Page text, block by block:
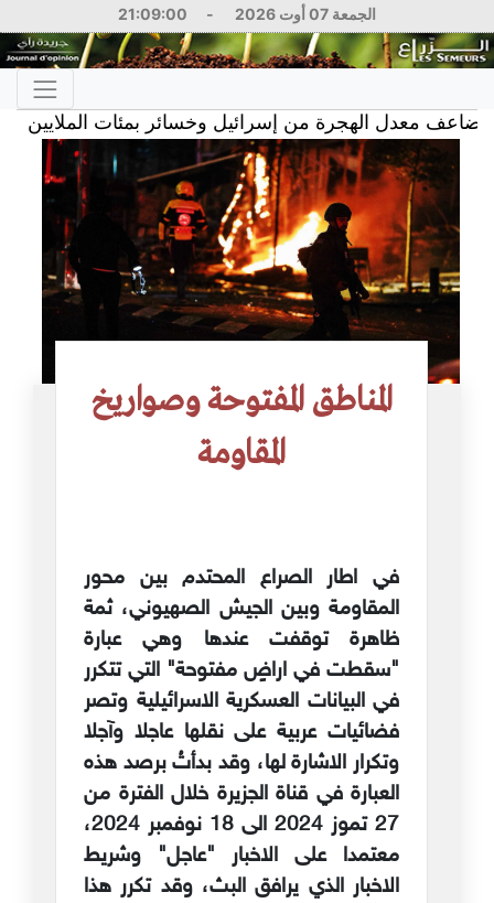
الجمعة 07 أوت 2026 -
21:09:01
الهجرة من إسرائيل وخسائر بمئات الملايين
المناطق المفتوحة وصواريخ
المقاومة
في اطار الصراع المحتدم بين محور
المقاومة وبين الجيش الصهيوني، ثمة
ظاهرة توقفت عندها وهي عبارة
"سقطت في اراضٍ مفتوحة" التي تتكرر
في البيانات العسكرية الاسرائيلية وتصر
فضائيات عربية على نقلها عاجلا وآجلا
وتكرار الاشارة لها، وقد بدأتُ برصد هذه
العبارة في قناة الجزيرة خلال الفترة من
27 تموز 2024 الى 18 نوفمبر 2024،
معتمدا على الاخبار "عاجل" وشريط
الاخبار الذي يرافق البث، وقد تكرر هذا